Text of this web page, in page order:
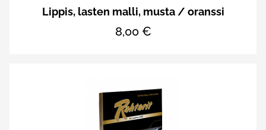
Lippis, lasten malli, musta / oranssi
8,00 €